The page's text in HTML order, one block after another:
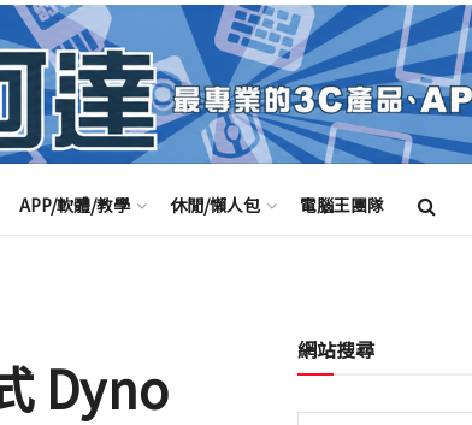
APP/軟體/教學 休閒/懶人包 電腦王團隊
Dyno
網站搜尋